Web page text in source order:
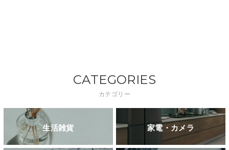
CATEGORIES
カテゴリー
生活雑貨 家電・カメラ